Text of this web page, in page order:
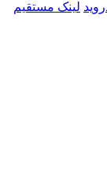
لینک مستقیم